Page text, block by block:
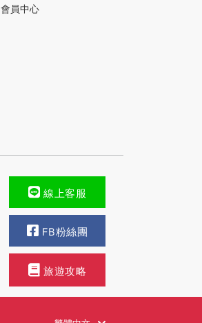
會員中心
線上客服
FB粉絲團
旅遊攻略